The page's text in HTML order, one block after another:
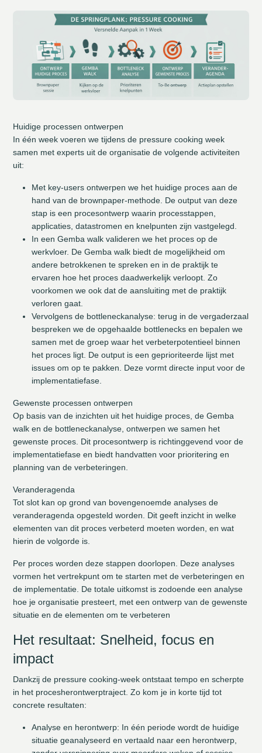
Huidige processen ontwerpen
In één week voeren we tijdens de pressure cooking week
samen met experts uit de organisatie de volgende activiteiten
uit:
Met key-users ontwerpen we het huidige proces aan de
hand van de brownpaper‑methode. De output van deze
stap is een procesontwerp waarin processtappen,
applicaties, datastromen en knelpunten zijn vastgelegd.
In een Gemba walk valideren we het proces op de
werkvloer. De Gemba walk biedt de mogelijkheid om
andere betrokkenen te spreken en in de praktijk te
ervaren hoe het proces daadwerkelijk verloopt. Zo
voorkomen we ook dat de aansluiting met de praktijk
verloren gaat.
Vervolgens de bottleneckanalyse: terug in de vergaderzaal
bespreken we de opgehaalde bottlenecks en bepalen we
samen met de groep waar het verbeterpotentieel binnen
het proces ligt. De output is een geprioriteerde lijst met
issues om op te pakken. Deze vormt directe input voor de
implementatiefase.
Gewenste processen ontwerpen
Op basis van de inzichten uit het huidige proces, de Gemba
walk en de bottleneckanalyse, ontwerpen we samen het
gewenste proces. Dit procesontwerp is richtinggevend voor de
implementatiefase en biedt handvatten voor prioritering en
planning van de verbeteringen.
Veranderagenda
Tot slot kan op grond van bovengenoemde analyses de
veranderagenda opgesteld worden. Dit geeft inzicht in welke
elementen van dit proces verbeterd moeten worden, en wat
hierin de volgorde is.
Per proces worden deze stappen doorlopen. Deze analyses
vormen het vertrekpunt om te starten met de verbeteringen en
de implementatie. De totale uitkomst is zodoende een analyse
hoe je organisatie presteert, met een ontwerp van de gewenste
situatie en de elementen om te verbeteren
Het resultaat: Snelheid, focus en
impact
Dankzij de pressure cooking-week ontstaat tempo en scherpte
in het procesherontwerptraject. Zo kom je in korte tijd tot
concrete resultaten:
Analyse en herontwerp: In één periode wordt de huidige
situatie geanalyseerd en vertaald naar een herontwerp,